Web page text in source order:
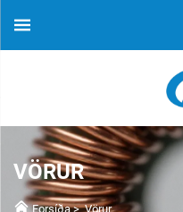
VÖRUR
Forsíða>Vörur